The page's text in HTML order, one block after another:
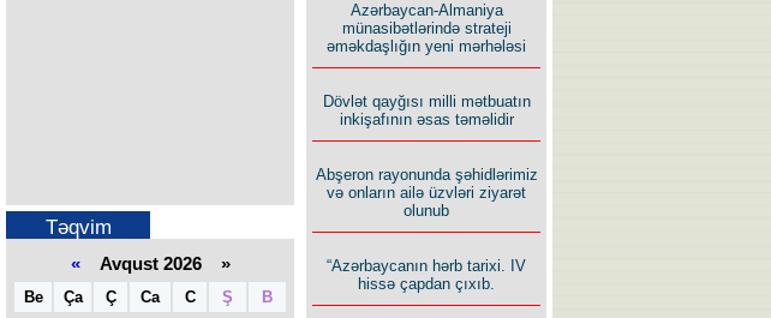
Təqvim
«Avqust 2026 »
Be Ça Ç Ca C Ş
B
Azərbaycan-Almaniya
münasibətlərində strateji
əməkdaşlığın yeni mərhələsi
Dövlət qayğısı milli mətbuatın
inkişafının əsas təməlidir
Abşeron rayonunda şəhidlərimiz
və onların ailə üzvləri ziyarət
olunub
“Azərbaycanın hərb tarixi. IV
hissə çapdan çıxıb.